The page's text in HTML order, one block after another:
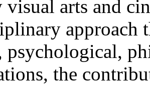
arts and
approach
psychological,
the